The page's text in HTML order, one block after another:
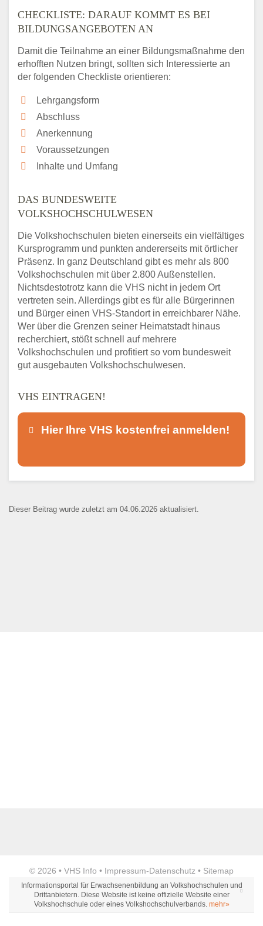
CHECKLISTE: DARAUF KOMMT ES BEI
BILDUNGSANGEBOTEN AN
Damit die Teilnahme an einer Bildungsmaßnahme den
erhofften Nutzen bringt, sollten sich Interessierte an
der folgenden Checkliste orientieren:
Lehrgangsform
Abschluss
Anerkennung
Voraussetzungen
Inhalte und Umfang
DAS BUNDESWEITE
VOLKSHOCHSCHULWESEN
Die Volkshochschulen bieten einerseits ein vielfältiges
Kursprogramm und punkten andererseits mit örtlicher
Präsenz. In ganz Deutschland gibt es mehr als 800
Volkshochschulen mit über 2.800 Außenstellen.
Nichtsdestotrotz kann die VHS nicht in jedem Ort
vertreten sein. Allerdings gibt es für alle Bürgerinnen
und Bürger einen VHS-Standort in erreichbarer Nähe.
Wer über die Grenzen seiner Heimatstadt hinaus
recherchiert, stößt schnell auf mehrere
Volkshochschulen und profitiert so vom bundesweit
gut ausgebauten Volkshochschulwesen.
VHS EINTRAGEN!
Hier Ihre VHS kostenfrei anmelden!
Kontaktaufnahme und ist nicht
Webseite
Dieser Beitrag wurde zuletzt am 04.06.2026 aktualisiert.
© 2026 • VHS Info • Impressum-Datenschutz • Sitemap
Informationsportal für Erwachsenenbildung an Volkshochschulen und
Drittanbietern. Diese Website ist keine offizielle Website einer
Volkshochschule oder eines Volkshochschulverbands. mehr»